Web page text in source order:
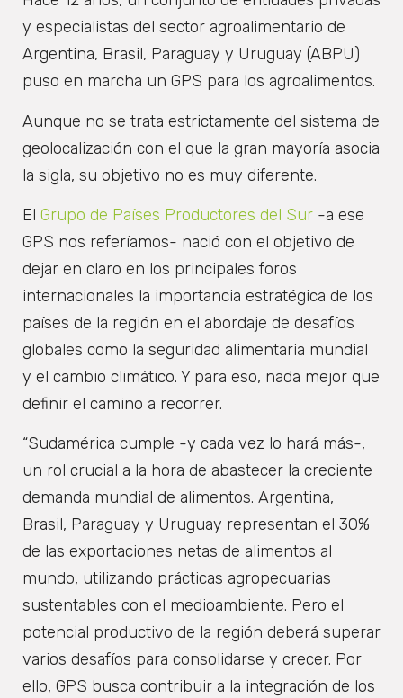
y especialistas del sector agroalimentario de
Argentina, Brasil, Paraguay y Uruguay (ABPU)
puso en marcha un GPS para los agroalimentos.
Aunque no se trata estrictamente del sistema de
geolocalización con el que la gran mayoría asocia
la sigla, su objetivo no es muy diferente.
El Grupo de Países Productores del Sur -a ese
GPS nos referíamos- nació con el objetivo de
dejar en claro en los principales foros
internacionales la importancia estratégica de los
países de la región en el abordaje de desafíos
globales como la seguridad alimentaria mundial
y el cambio climático. Y para eso, nada mejor que
definir el camino a recorrer.
“Sudamérica cumple -y cada vez lo hará más-,
un rol crucial a la hora de abastecer la creciente
demanda mundial de alimentos. Argentina,
Brasil, Paraguay y Uruguay representan el 30%
de las exportaciones netas de alimentos al
mundo, utilizando prácticas agropecuarias
sustentables con el medioambiente. Pero el
potencial productivo de la región deberá superar
varios desafíos para consolidarse y crecer. Por
ello, GPS busca contribuir a la integración de los